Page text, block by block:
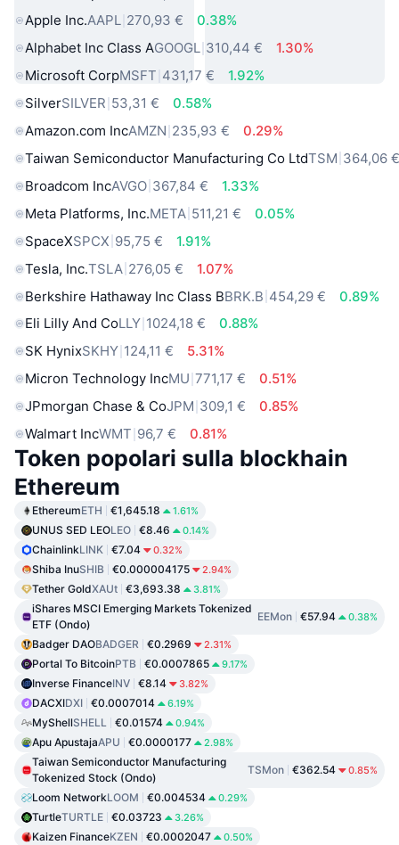
Apple Inc.AAPL 270,93 €
0.38%
Alphabet Inc Class AGOOGL 310,44 €
1.30%
Microsoft CorpMSFT 431,17 €
1.92%
SilverSILVER 53,31 €
0.58%
Amazon.com IncAMZN 235,93 €
0.29%
Taiwan Semiconductor Manufacturing Co LtdTSM 364,06
Broadcom IncAVGO 367,84 €
1.33%
Meta Platforms, Inc.META 511,21 €
0.05%
SpaceXSPCX 95,75 €
1.91%
Tesla, Inc.TSLA 276,05 €
1.07%
Berkshire Hathaway Inc Class BBRK.B 454,29 €
0.89%
Eli Lilly And CoLLY 1024,18 €
0.88%
SK HynixSKHY 124,11 €
5.31%
Micron Technology IncMU 771,17 €
0.51%
JPmorgan Chase & CoJPM 309,1 €
0.85%
Walmart IncWMT 96,7 € 0.81%
Token popolari sulla blockhain
Ethereum
EthereumETH €1,645.18 1.61%
UNUS SED LEOLEO €8.46 0.14%
ChainlinkLINK €7.04 0.32%
Shiba InuSHIB €0.000004175 2.94%
Tether GoldXAUt €3,693.38 3.81%
iShares MSCI Emerging Markets Tokenized
ETF (Ondo)
EEMon €57.94 0.38%
Badger DAOBADGER €0.2969 2.31%
Portal To BitcoinPTB €0.0007865 9.17%
Inverse FinanceINV €8.14 3.82%
DACXIDXI €0.0007014 6.19%
MyShellSHELL €0.01574 0.94%
Apu ApustajaAPU €0.0000177 2.98%
Taiwan Semiconductor Manufacturing
Tokenized Stock (Ondo)
TSMon €362.54 0.85%
Loom NetworkLOOM €0.004534 0.29%
TurtleTURTLE €0.03723 3.26%
Kaizen FinanceKZEN €0.0002047 0.50%